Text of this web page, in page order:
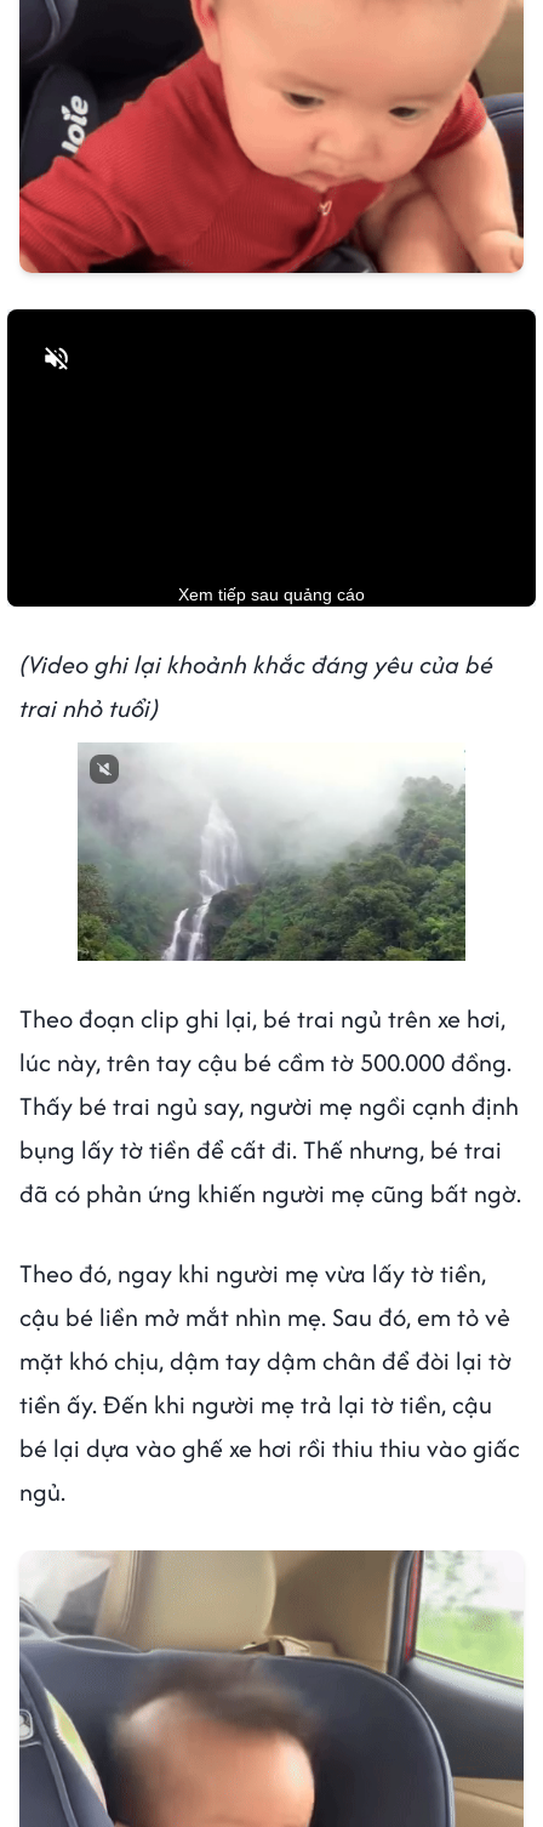
(Video ghi lại khoảnh khắc đáng yêu của bé
trai nhỏ tuổi)
Theo đoạn clip ghi lại, bé trai ngủ trên xe hơi,
lúc này, trên tay cậu bé cầm tờ 500.000 đồng.
Thấy bé trai ngủ say, người mẹ ngồi cạnh định
bụng lấy tờ tiền để cất đi. Thế nhưng, bé trai
đã có phản ứng khiến người mẹ cũng bất ngờ.
Theo đó, ngay khi người mẹ vừa lấy tờ tiền,
cậu bé liền mở mắt nhìn mẹ. Sau đó, em tỏ vẻ
mặt khó chịu, dậm tay dậm chân để đòi lại tờ
tiền ấy. Đến khi người mẹ trả lại tờ tiền, cậu
bé lại dựa vào ghế xe hơi rồi thiu thiu vào giấc
ngủ.